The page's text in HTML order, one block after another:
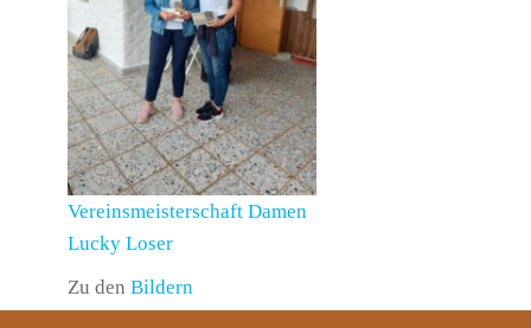
Vereinsmeisterschaft Damen
Lucky Loser
Zu den Bildern